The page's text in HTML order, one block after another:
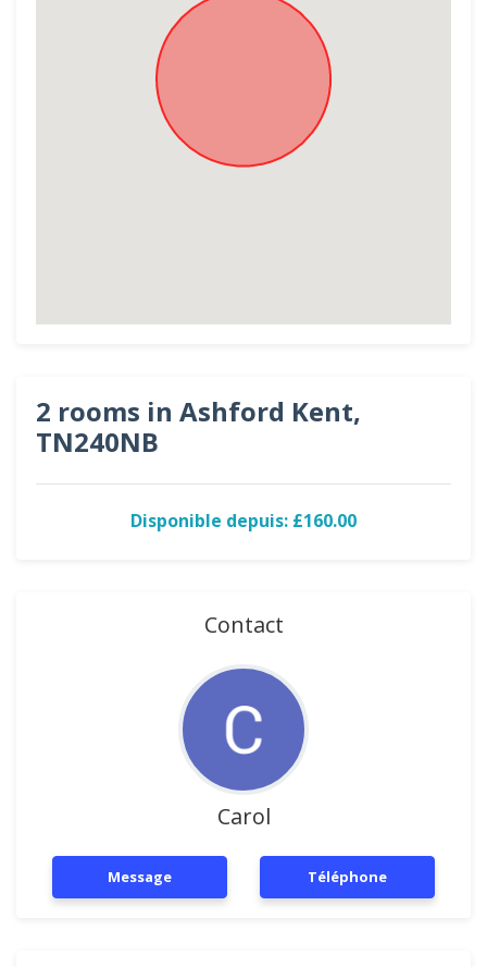
2 rooms in Ashford Kent,
TN240NB
Disponible depuis: £160.00
Contact
Carol
Message Téléphone